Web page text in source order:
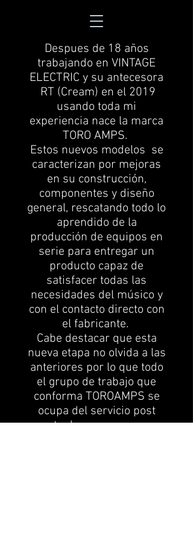
Despues de 18 años
trabajando en VINTAGE
ELECTRIC y su antecesora
RT (Cream) en el 2019
usando toda mi
experiencia nace la marca
TORO AMPS.
Estos nuevos modelos se
caracterizan por mejoras
en su construcción,
componentes y diseño
general, rescatando todo lo
aprendido de la
producción de equipos en
serie para entregar un
producto capaz de
satisfacer todas las
necesidades del músico y
con el contacto directo con
el fabricante.
Cabe destacar que esta
nueva etapa no olvida a las
anteriores por lo que todo
el grupo de trabajo que
conforma TOROAMPS se
ocupa del servicio post
venta de marcas como